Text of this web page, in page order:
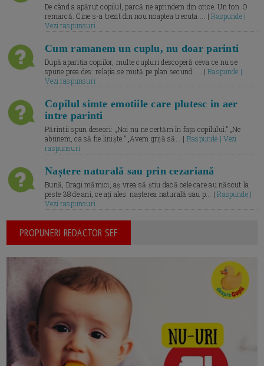
De când a apărut copilul, parcă ne aprindem din orice. Un ton. O
remarcă. Cine s-a trezit din nou noaptea trecuta.... |Raspunde |
Vezi raspunsuri
Cum ramanem un cuplu, nu doar parinti
După apariția copiilor, multe cupluri descoperă ceva ce nu se
spune prea des: relația se mută pe plan secund. ... |Raspunde |
Vezi raspunsuri
Copilul simte emotiile care plutesc in aer
intre parinti
Părinții spun deseori: „Noi nu ne certăm în fața copilului.” „Ne
abținem, ca să fie liniște.” „Avem grijă să... | Raspunde | Vezi
raspunsuri
Naștere naturală sau prin cezariană
Bună, Dragi mămici, aș vrea să știu dacă cele care au născut la
peste 38 de ani, ce ați ales: nașterea naturală sau p... |Raspunde |
Vezi raspunsuri
PROPUNERI REDACTOR SEF